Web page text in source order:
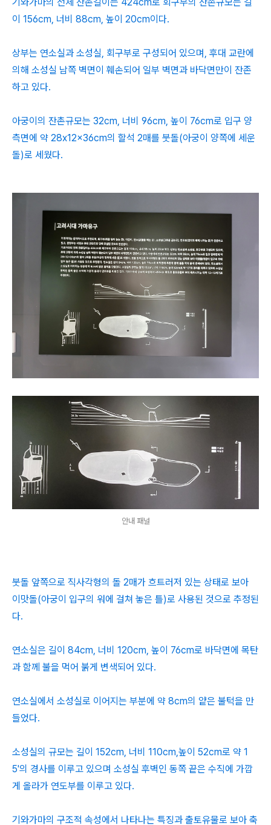
이 156cm, 너비 88cm, 높이 20cm이다.
상부는 연소실과 소성실, 회구부로 구성되어 있으며, 후대 교란에
의해 소성실 남쪽 벽면이 훼손되어 일부 벽면과 바닥면만이 잔존
하고 있다.
아궁이의 잔촌규모는 32cm, 너비 96cm, 높이 76cm로 입구 양
측면에 약 28x12x36cm의 할석 2매를 붓돌(아궁이 양쪽에 세운
돌)로 세웠다.
안내 패널
붓돌 앞쪽으로 직사각형의 돌 2매가 흐트러저 있는 상태로 보아
이맛돌(아궁이 입구의 워에 걸쳐 놓은 틀)로 사용된 것으로 추정된
다.
연소실은 길이 84cm, 너비 120cm, 높이 76cm로 바닥면에 목탄
과 함께 불을 먹어 붉게 변색되어 있다.
연소실에서 소성실로 이어지는 부분에 약 8cm의 얕은 불턱을 만
들었다.
소성실의 규모는 길이 152cm, 너비 110cm,높이 52cm로 약 1
5'의 경사를 이루고 있으며 소성실 후벽인 동쪽 끝은 수직에 가깝
게 올라가 연도부를 이루고 있다.
기와가마의 구조적 속성에서 나타나는 특징과 출토유물로 보아 축